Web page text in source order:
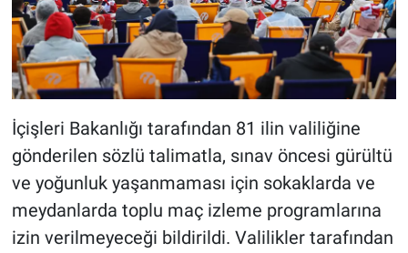
İçişleri Bakanlığı tarafından 81 ilin valiliğine
gönderilen sözlü talimatla, sınav öncesi gürültü
ve yoğunluk yaşanmaması için sokaklarda ve
meydanlarda toplu maç izleme programlarına
izin verilmeyeceği bildirildi. Valilikler tarafından